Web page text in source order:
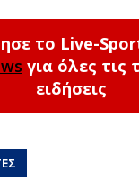
το Live-
για όλες τις
ειδήσεις